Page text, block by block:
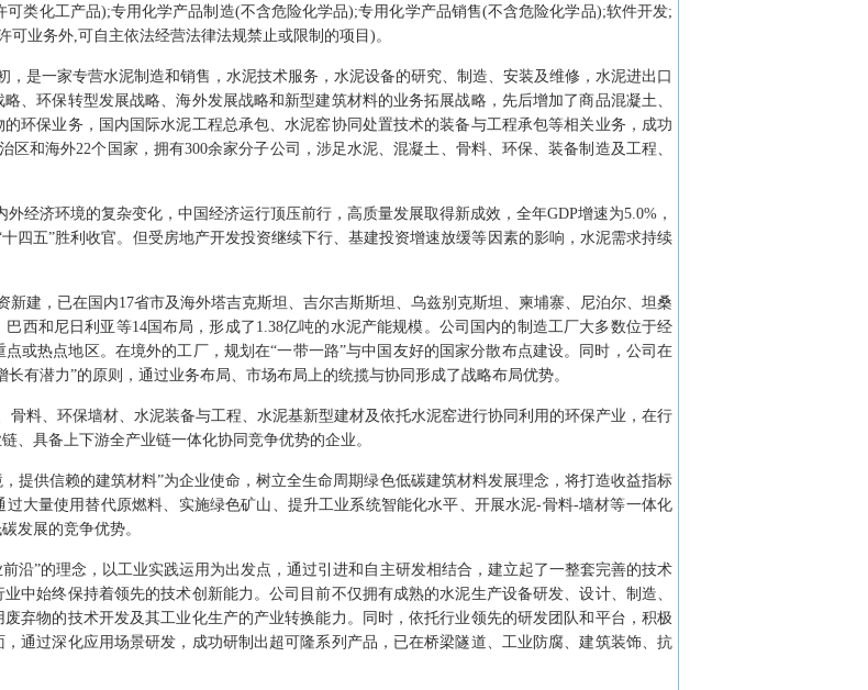
类化工产品);专用化学产品制造(不含危险化学品);专用化学产品销售(不含危险化学品);软件开发;
业务外,可自主依法经营法律法规禁止或限制的项目)。
，是一家专营水泥制造和销售，水泥技术服务，水泥设备的研究、制造、安装及维修，水泥进出口
、环保转型发展战略、海外发展战略和新型建筑材料的业务拓展战略，先后增加了商品混凝土、
环保业务，国内国际水泥工程总承包、水泥窑协同处置技术的装备与工程承包等相关业务，成功
和海外22个国家，拥有300余家分子公司，涉足水泥、混凝土、骨料、环保、装备制造及工程、
外经济环境的复杂变化，中国经济运行顶压前行，高质量发展取得新成效，全年GDP增速为5.0%，
四五”胜利收官。但受房地产开发投资继续下行、基建投资增速放缓等因素的影响，水泥需求持续
新建，已在国内17省市及海外塔吉克斯坦、吉尔吉斯斯坦、乌兹别克斯坦、柬埔寨、尼泊尔、坦桑
西和尼日利亚等14国布局，形成了1.38亿吨的水泥产能规模。公司国内的制造工厂大多数位于经
或热点地区。在境外的工厂，规划在“一带一路”与中国友好的国家分散布点建设。同时，公司在
有潜力”的原则，通过业务布局、市场布局上的统揽与协同形成了战略布局优势。
骨料、环保墙材、水泥装备与工程、水泥基新型建材及依托水泥窑进行协同利用的环保产业，在行
、具备上下游全产业链一体化协同竞争优势的企业。
提供信赖的建筑材料”为企业使命，树立全生命周期绿色低碳建筑材料发展理念，将打造收益指标
大量使用替代原燃料、实施绿色矿山、提升工业系统智能化水平、开展水泥-骨料-墙材等一体化
发展的竞争优势。
沿”的理念，以工业实践运用为出发点，通过引进和自主研发相结合，建立起了一整套完善的技术
中始终保持着领先的技术创新能力。公司目前不仅拥有成熟的水泥生产设备研发、设计、制造、
弃物的技术开发及其工业化生产的产业转换能力。同时，依托行业领先的研发团队和平台，积极
通过深化应用场景研发，成功研制出超可隆系列产品，已在桥梁隧道、工业防腐、建筑装饰、抗